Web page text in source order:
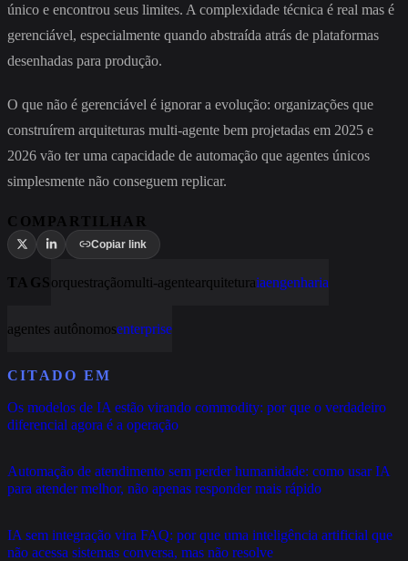
único e encontrou seus limites. A complexidade técnica é real mas é
gerenciável, especialmente quando abstraída atrás de plataformas
desenhadas para produção.
O que não é gerenciável é ignorar a evolução: organizações que
construírem arquiteturas multi-agente bem projetadas em 2025 e
2026 vão ter uma capacidade de automação que agentes únicos
simplesmente não conseguem replicar.
COMPARTILHAR
Copiar link
TAGSorquestraçãomulti-agentearquiteturaiaengenharia
agentes autônomosenterprise
CITADO EM
Os modelos de IA estão virando commodity: por que o verdadeiro
diferencial agora é a operação
Automação de atendimento sem perder humanidade: como usar IA
para atender melhor, não apenas responder mais rápido
IA sem integração vira FAQ: por que uma inteligência artificial que
não acessa sistemas conversa, mas não resolve